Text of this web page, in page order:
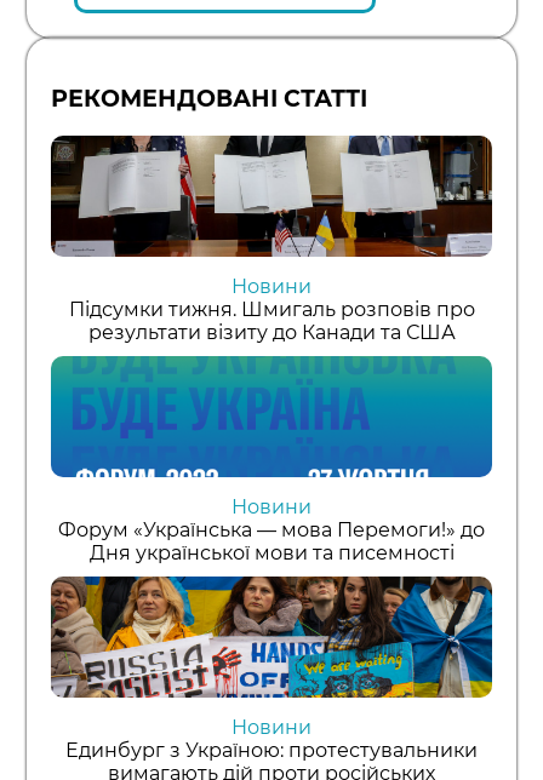
РЕКОМЕНДОВАНІ СТАТТІ
Новини
Підсумки тижня. Шмигаль розповів про
результати візиту до Канади та США
Новини
Форум «Українська — мова Перемоги!» до
Дня української мови та писемності
Новини
Единбург з Україною: протестувальники
вимагають дій проти російських